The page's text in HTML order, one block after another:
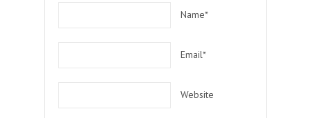
Name*
Email*
Website